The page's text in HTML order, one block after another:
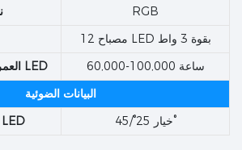
RGB
12 مصباح LED بقوة 3 واط
العمر الافتراضي لمصابيح LED
60,000-100,000 ساعة
البيانات الضوئية
مجموعة إضاءة LED
خيار 25°/45°